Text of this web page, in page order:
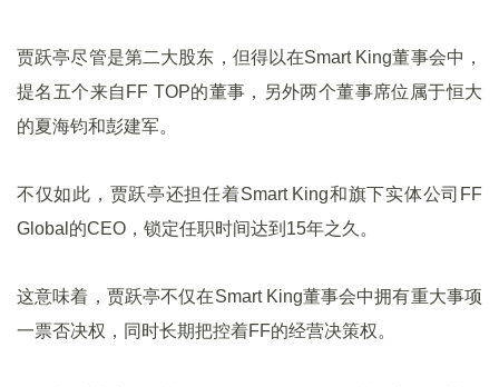
贾跃亭尽管是第二大股东，但得以在Smart King董事会中，
提名五个来自FF TOP的董事，另外两个董事席位属于恒大
的夏海钧和彭建军。
不仅如此，贾跃亭还担任着Smart King和旗下实体公司FF
Global的CEO，锁定任职时间达到15年之久。
这意味着，贾跃亭不仅在Smart King董事会中拥有重大事项
一票否决权，同时长期把控着FF的经营决策权。